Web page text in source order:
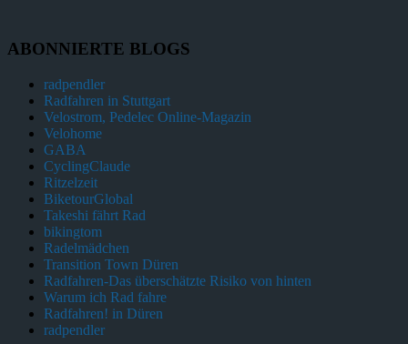
ABONNIERTE BLOGS
radpendler
Radfahren in Stuttgart
Velostrom, Pedelec Online-Magazin
Velohome
GABA
CyclingClaude
Ritzelzeit
BiketourGlobal
Takeshi fährt Rad
bikingtom
Radelmädchen
Transition Town Düren
Radfahren-Das überschätzte Risiko von hinten
Warum ich Rad fahre
Radfahren! in Düren
radpendler